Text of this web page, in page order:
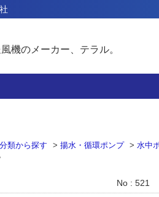
機のメーカー、テラル。
類から探す > 揚水・循環ポンプ > 水中
No : 521